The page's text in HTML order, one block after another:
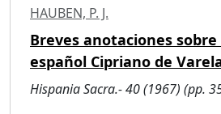
HAUBEN, P. J.
Breves anotaciones
español Cipriano de
Hispania Sacra.- 40 (1967) (pp.